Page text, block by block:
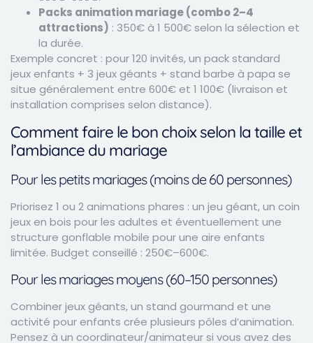
Packs animation mariage (combo 2–4
attractions) : 350€ à 1 500€ selon la sélection et
la durée.
Exemple concret : pour 120 invités, un pack standard
jeux enfants + 3 jeux géants + stand barbe à papa se
situe généralement entre 600€ et 1 100€ (livraison et
installation comprises selon distance).
Comment faire le bon choix selon la taille et
l’ambiance du mariage
Pour les petits mariages (moins de 60 personnes)
Priorisez 1 ou 2 animations phares : un jeu géant, un coin
jeux en bois pour les adultes et éventuellement une
structure gonflable mobile pour une aire enfants
limitée. Budget conseillé : 250€–600€.
Pour les mariages moyens (60–150 personnes)
Combiner jeux géants, un stand gourmand et une
activité pour enfants crée plusieurs pôles d’animation.
Pensez à un coordinateur/animateur si vous avez des